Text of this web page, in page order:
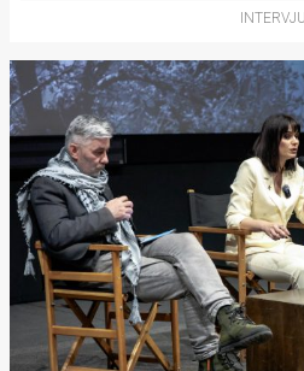
INTERVJU